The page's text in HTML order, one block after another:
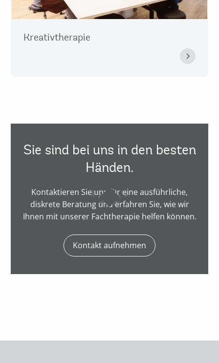
Kreativtherapie
Sie sind bei uns in den besten
Händen.
Kontaktieren Sie uns für eine ausführliche,
diskrete Beratung und erfahren Sie, wie wir
Ihnen mit unserer Fachtherapie helfen können.
Kontakt aufnehmen